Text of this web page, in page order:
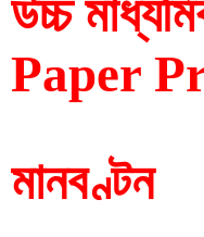
উচ্চ
Paper
মানবণ্টন